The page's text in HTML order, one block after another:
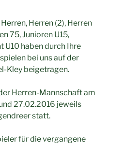
Herren (2), Herren
75, Junioren U15,
U10 haben durch Ihre
bei uns auf der
Kley beigetragen.
Herren-Mannschaft am
27.02.2016 jeweils
statt.
für die vergangene